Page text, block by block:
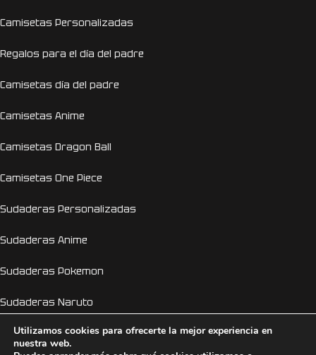
Camisetas Personalizadas
Regalos para el día del padre
Camisetas día del padre
Camisetas Anime
Camisetas Dragon Ball
Camisetas One Piece
Sudaderas Personalizadas
Sudaderas Anime
Sudaderas Pokemon
Sudaderas Naruto
Personalizador Online
Utilizamos cookies para ofrecerte la mejor experiencia en
nuestra web.